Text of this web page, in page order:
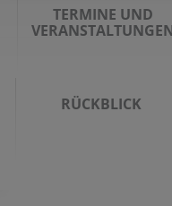
TERMINE UND
RÜCKBLICK